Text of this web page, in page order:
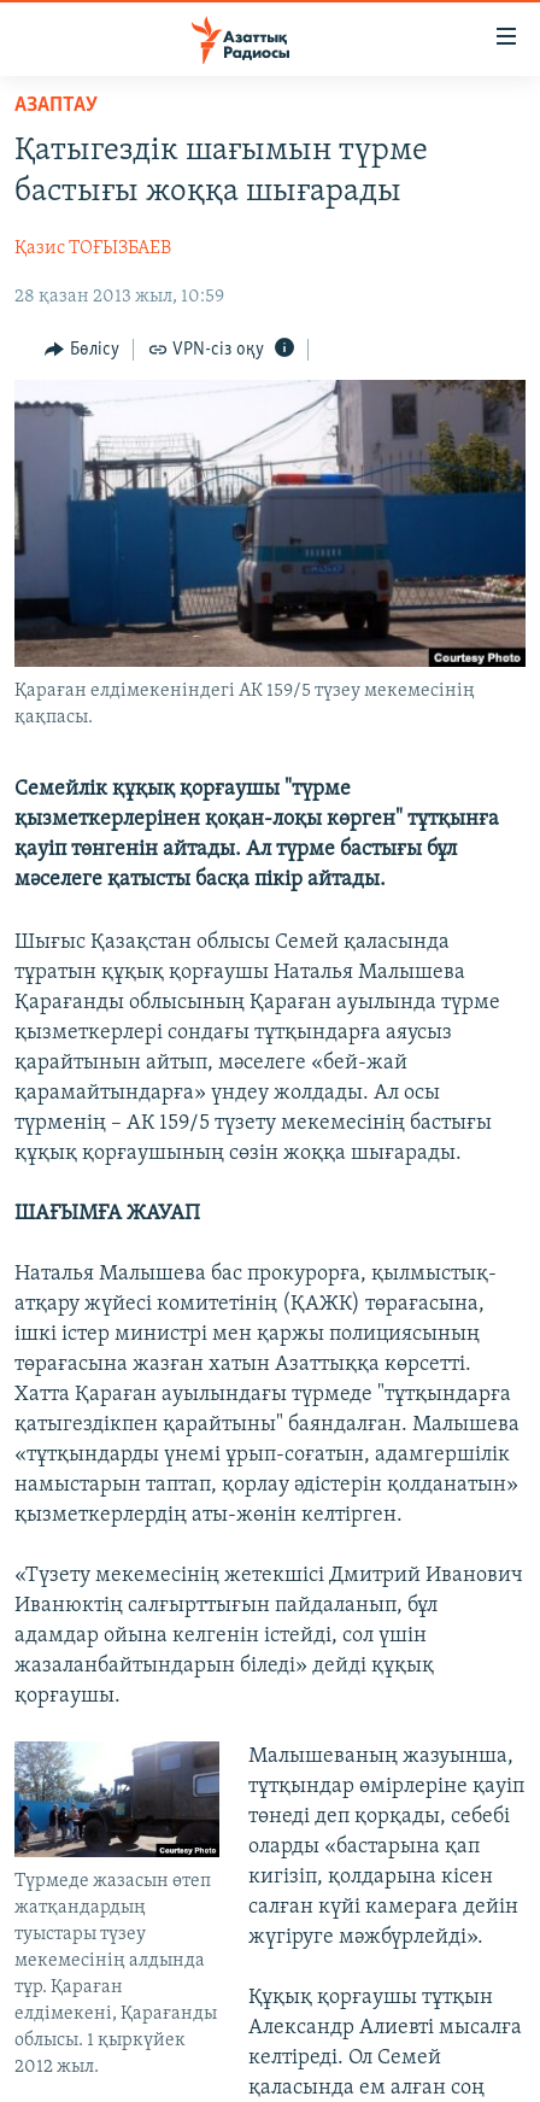
Skip
main
content
to
Navigation
Search
САЯСАТ
ҚАҢТАР ОҚИҒАСЫ
АДАМ ҚҰҚЫҚТАРЫ
ӘЛЕУМЕТ
АРНАЙЫ ЖОБАЛАР
Русский
ЖАЗЫЛЫҢЫЗ
Басқа тілдерде
АЗАПТАУ
Қатыгездік шағымын түрме
бастығы жоққа шығарады
Қазис ТОҒЫЗБАЕВ
28 қазан 2013 жыл, 10:59
Бөлісу VPN-сіз оқу
Қараған елдімекеніндегі АК 159/5 түзеу мекемесінің
қақпасы.
Семейлік құқық қорғаушы "түрме
қызметкерлерінен қоқан-лоқы көрген" тұтқынға
қауіп төнгенін айтады. Ал түрме бастығы бұл
мәселеге қатысты басқа пікір айтады.
Шығыс Қазақстан облысы Семей қаласында
тұратын құқық қорғаушы Наталья Малышева
Қарағанды облысының Қараған ауылында түрме
қызметкерлері сондағы тұтқындарға аяусыз
қарайтынын айтып, мәселеге «бей-жай
қарамайтындарға» үндеу жолдады. Ал осы
түрменің – АК 159/5 түзету мекемесінің бастығы
құқық қорғаушының сөзін жоққа шығарады.
ШАҒЫМҒА ЖАУАП
Наталья Малышева бас прокурорға, қылмыстық-
атқару жүйесі комитетінің (ҚАЖК) төрағасына,
ішкі істер министрі мен қаржы полициясының
төрағасына жазған хатын Азаттыққа көрсетті.
Хатта Қараған ауылындағы түрмеде "тұтқындарға
қатыгездікпен қарайтыны" баяндалған. Малышева
«тұтқындарды үнемі ұрып-соғатын, адамгершілік
намыстарын таптап, қорлау әдістерін қолданатын»
қызметкерлердің аты-жөнін келтірген.
«Түзету мекемесінің жетекшісі Дмитрий Иванович
Иванюктің салғырттығын пайдаланып, бұл
адамдар ойына келгенін істейді, сол үшін
жазаланбайтындарын біледі» дейді құқық
қорғаушы.
Түрмеде жазасын өтеп
жатқандардың
туыстары түзеу
мекемесінің алдында
тұр. Қараған
елдімекені, Қарағанды
облысы. 1 қыркүйек
2012 жыл.
Малышеваның жазуынша,
тұтқындар өмірлеріне қауіп
төнеді деп қорқады, себебі
оларды «бастарына қап
кигізіп, қолдарына кісен
салған күйі камераға дейін
жүгіруге мәжбүрлейді».
Құқық қорғаушы тұтқын
Александр Алиевті мысалға
келтіреді. Ол Семей
қаласында ем алған соң